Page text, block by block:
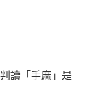
讀「手麻」是